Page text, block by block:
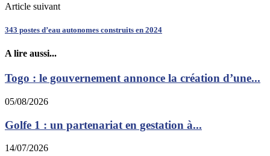
Article suivant
343 postes d’eau autonomes construits en 2024
A lire aussi...
Togo : le gouvernement annonce la création d’une...
05/08/2026
Golfe 1 : un partenariat en gestation à...
14/07/2026